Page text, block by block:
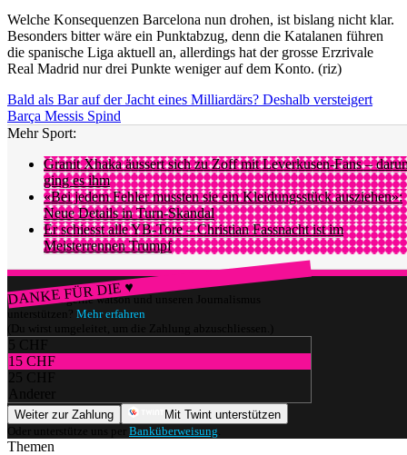
Welche Konsequenzen Barcelona nun drohen, ist bislang nicht klar.
Besonders bitter wäre ein Punktabzug, denn die Katalanen führen
die spanische Liga aktuell an, allerdings hat der grosse Erzrivale
Real Madrid nur drei Punkte weniger auf dem Konto. (riz)
Bald als Bar auf der Jacht eines Milliardärs? Deshalb versteigert
Barça Messis Spind
Mehr Sport:
Granit Xhaka äussert sich zu Zoff mit Leverkusen-Fans –
ging es ihm
«Bei jedem Fehler mussten sie ein Kleidungsstück ausziehen»:
Neue Details in Turn-Skandal
Er schiesst alle YB-Tore – Christian Fassnacht ist im
Meisterrennen Trumpf
DANKE FÜR DIE ♥
Würdest du gerne watson und unseren Journalismus
unterstützen? Mehr erfahren
(Du wirst umgeleitet, um die Zahlung abzuschliessen.)
5 CHF
15 CHF
25 CHF
Anderer
Weiter zur Zahlung
Mit Twint unterstützen
Oder unterstütze uns per Banküberweisung
Themen